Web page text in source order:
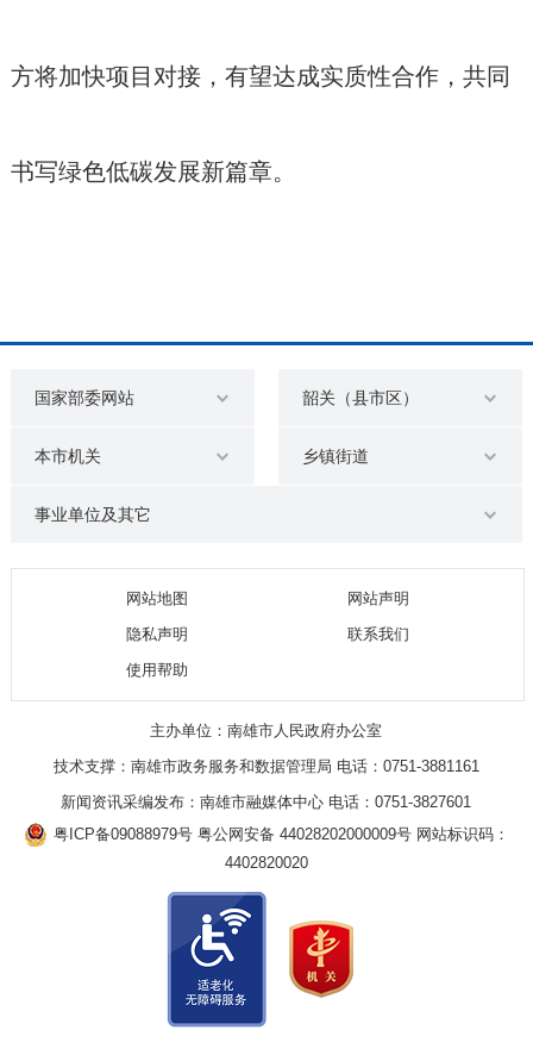
方将加快项目对接，有望达成实质性合作，共同
书写绿色低碳发展新篇章。
国家部委网站 韶关（县市区）
本市机关 乡镇街道
事业单位及其它
网站地图
网站声明
隐私声明
联系我们
使用帮助
主办单位：南雄市人民政府办公室
技术支撑：南雄市政务服务和数据管理局 电话：0751-3881161
新闻资讯采编发布：南雄市融媒体中心 电话：0751-3827601
粤ICP备09088979号 粤公网安备 44028202000009号网站标识码：
4402820020